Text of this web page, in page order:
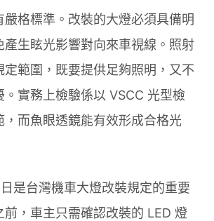
嚴格標準。改裝的大燈必須具備明
產生眩光影響對向來車視線。照射
定範圍，既要提供足夠照明，又不
。實務上檢驗係以 VSCC 光型檢
，而魚眼透鏡能有效形成合格光
是台灣機車大燈改裝規定的重要
前，車主只需確認改裝的 LED 燈